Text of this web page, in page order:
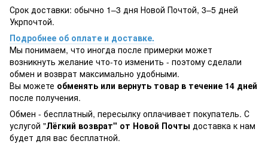
Срок доставки: обычно 1–3 дня Новой Почтой, 3–5 дней
Укрпочтой.
Подробнее об оплате и доставке.
Мы понимаем, что иногда после примерки может
возникнуть желание что-то изменить - поэтому сделали
обмен и возврат максимально удобными.
Вы можете обменять или вернуть товар в течение 14 дней
после получения.
Обмен - бесплатный, пересылку оплачивает покупатель. С
услугой "Лёгкий возврат" от Новой Почты доставка к нам
будет для вас бесплатной.